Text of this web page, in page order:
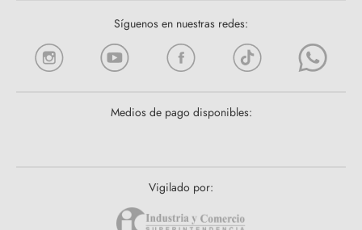
Síguenos en nuestras redes:
Medios de pago disponibles:
Vigilado por: